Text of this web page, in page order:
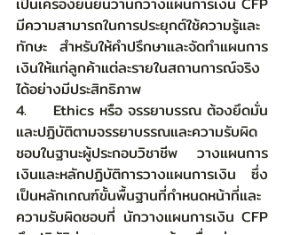
มีความสามารถในการประยุกต์ใช้ความรู้และ
ทักษะ สำหรับให้คำปรึกษาและจัดทำแผนการ
เงินให้แก่ลูกค้าแต่ละรายในสถานการณ์จริง
ได้อย่างมีประสิทธิภาพ
4.     Ethics หรือ จรรยาบรรณ ต้องยึดมั่น
และปฏิบัติตามจรรยาบรรณและความรับผิด
ชอบในฐานะผู้ประกอบวิชาชีพ วางแผนการ
เงินและหลักปฏิบัติการวางแผนการเงิน ซึ่ง
เป็นหลักเกณฑ์ขั้นพื้นฐานที่กำหนดหน้าที่และ
ความรับผิดชอบที่ นักวางแผนการเงิน CFP